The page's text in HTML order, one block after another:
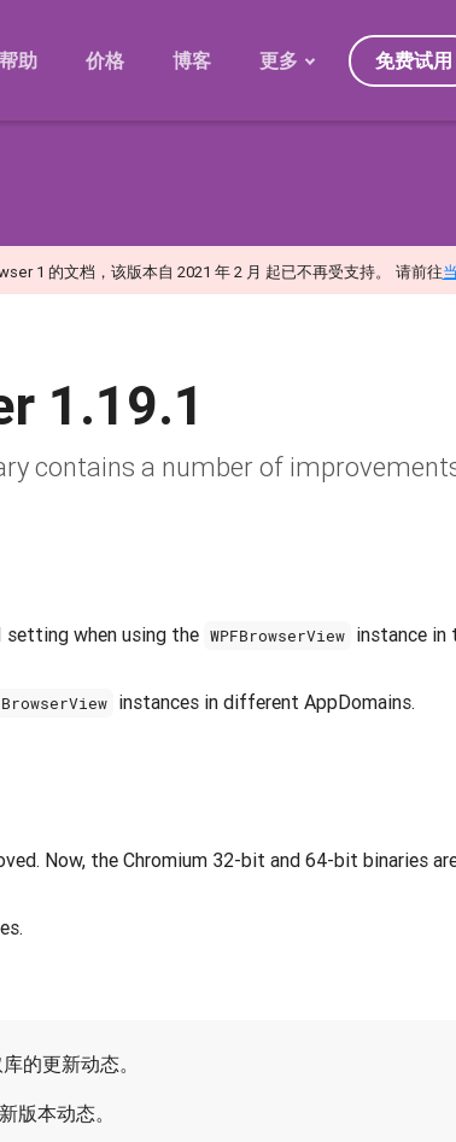
助 价格 博客 更多
常见问题
免费试用
1 的文档，该版本自 2021 年 2 月 起已不再受支持。 请前往
1.19.1
contains a number of
when using the WPFBrowserView instance in
BrowserView instances in different AppDomains.
Now, the Chromium 32-bit and 64-bit binaries
库的更新动态。
版本动态。